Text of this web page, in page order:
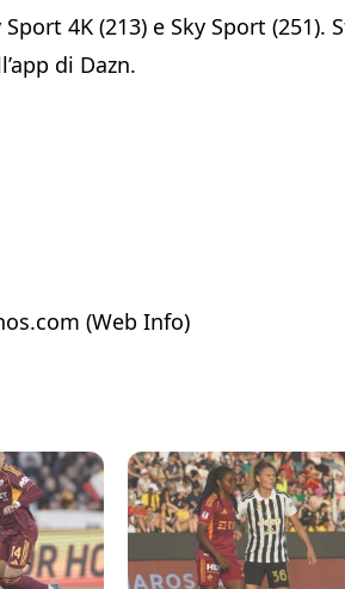
4K (213) e Sky Sport
di Dazn.
(Web Info)